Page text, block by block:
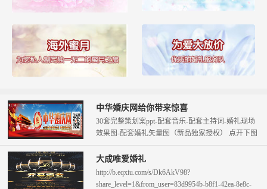
中华婚庆网给你带来惊喜
30套完整策划案ppt-配套音乐-配套主持词-婚礼现场
效果图-配套婚礼矢量图（新品独家授权） 点开下图
大成唯爱婚礼
http://b.eqxiu.com/s/Dk6AkV98?
share_level=1&from_user=83d9954b-b8f1-42ea-8e8c-